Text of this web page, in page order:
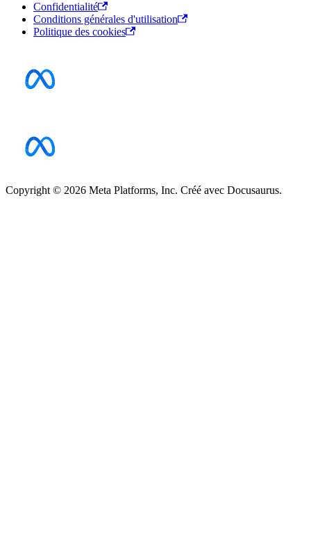
Confidentialité
Conditions générales d'utilisation
Politique des cookies
Copyright © 2026 Meta Platforms, Inc. Créé avec Docusaurus.